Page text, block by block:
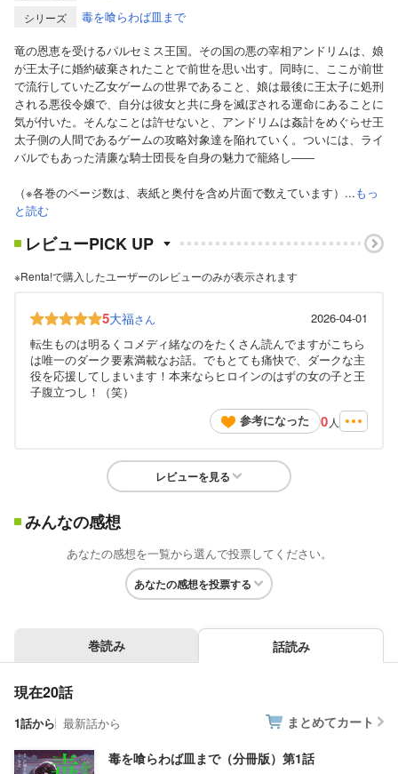
シリーズ
毒を喰らわば皿まで
竜の恩恵を受けるパルセミス王国。その国の悪の宰相アンドリムは、娘
が王太子に婚約破棄されたことで前世を思い出す。同時に、ここが前世
で流行していた乙女ゲームの世界であること、娘は最後に王太子に処刑
される悪役令嬢で、自分は彼女と共に身を滅ぼされる運命にあることに
気が付いた。そんなことは許せないと、アンドリムは姦計をめぐらせ王
太子側の人間であるゲームの攻略対象達を陥れていく。ついには、ライ
バルでもあった清廉な騎士団長を自身の魅力で籠絡し――
（※各巻のページ数は、表紙と奥付を含め片面で数えています）...もっ
と読む
レビューPICK UP
※Renta!で購入したユーザーのレビューのみが表示されます
5大福さん
2026-04-01
転生ものは明るくコメディ緒なのをたくさん読んでますがこちら
は唯一のダーク要素満載なお話。でもとても痛快で、ダークな主
役を応援してしまいます！本来ならヒロインのはずの女の子と王
子腹立つし！（笑）
参考になった
0 人
レビューを見る
みんなの感想
あなたの感想を一覧から選んで投票してください。
あなたの感想を投票する
巻読み 話読み
現在20話
1話から 最新話から まとめてカート
毒を喰らわば皿まで（分冊版）第1話